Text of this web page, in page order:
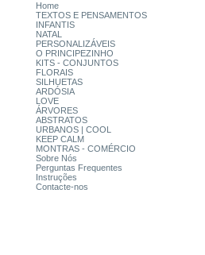
Home
TEXTOS E PENSAMENTOS
INFANTIS
NATAL
PERSONALIZÁVEIS
O PRINCIPEZINHO
KITS - CONJUNTOS
FLORAIS
SILHUETAS
ARDÓSIA
LOVE
ÁRVORES
ABSTRATOS
URBANOS | COOL
KEEP CALM
MONTRAS - COMÉRCIO
Sobre Nós
Perguntas Frequentes
Instruções
Contacte-nos